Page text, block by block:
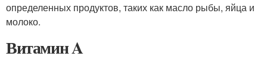
определенных продуктов, таких как масло рыбы, яйца и
молоко.
Витамин A